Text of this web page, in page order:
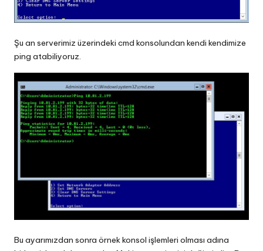
Şu an serverimiz üzerindeki cmd konsolundan kendi kendimize
ping atabiliyoruz.
Bu ayarımızdan sonra örnek konsol işlemleri olması adına